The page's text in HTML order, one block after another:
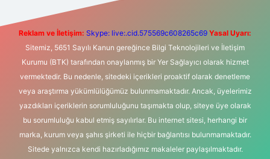
Reklam ve İletişim: Skype: live:.cid.575569c608265c69 Yasal Uyarı:
Sitemiz, 5651 Sayılı Kanun gereğince Bilgi Teknolojileri ve İletişim
Kurumu (BTK) tarafından onaylanmış bir Yer Sağlayıcı olarak hizmet
vermektedir. Bu nedenle, sitedeki içerikleri proaktif olarak denetleme
veya araştırma yükümlülüğümüz bulunmamaktadır. Ancak, üyelerimiz
yazdıkları içeriklerin sorumluluğunu taşımakta olup, siteye üye olarak
bu sorumluluğu kabul etmiş sayılırlar. Bu internet sitesi, herhangi bir
marka, kurum veya şahıs şirketi ile hiçbir bağlantısı bulunmamaktadır.
Sitede yalnızca kendi hazırladığımız makaleler paylaşılmaktadır.